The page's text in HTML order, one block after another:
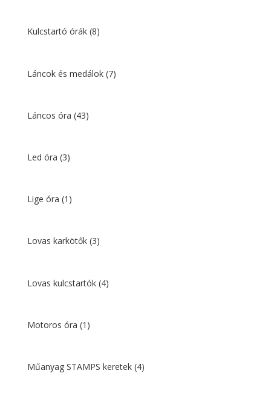
Kulcstartó órák (8)
Láncok és medálok (7)
Láncos óra (43)
Led óra (3)
Lige óra (1)
Lovas karkötők (3)
Lovas kulcstartók (4)
Motoros óra (1)
Műanyag STAMPS keretek (4)